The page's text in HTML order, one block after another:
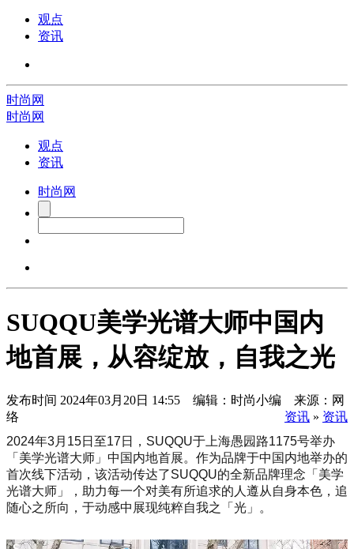
观点
资讯
时尚网
时尚网
观点
资讯
时尚网
SUQQU美学光谱大师中国内
地首展，从容绽放，自我之光
发布时间 2024年03月20日 14:55 编辑：时尚小编 来源：网
络
资讯 » 资讯
2024年3月15日至17日，SUQQU于上海愚园路1175号举办
「美学光谱大师」中国内地首展。作为品牌于中国内地举办的
首次线下活动，该活动传达了SUQQU的全新品牌理念「美学
光谱大师」，助力每一个对美有所追求的人遵从自身本色，追
随心之所向，于动感中展现纯粹自我之「光」。